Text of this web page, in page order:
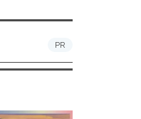
PR